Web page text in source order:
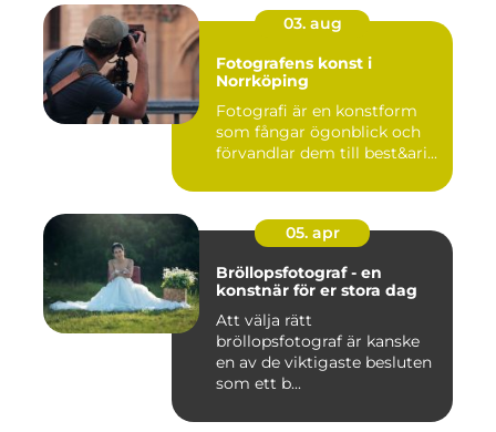
03. aug
Fotografens konst i
Norrköping
Fotografi är en konstform
som fångar ögonblick och
förvandlar dem till best&ari...
05. apr
Bröllopsfotograf - en
konstnär för er stora dag
Att välja rätt
bröllopsfotograf är kanske
en av de viktigaste besluten
som ett b...